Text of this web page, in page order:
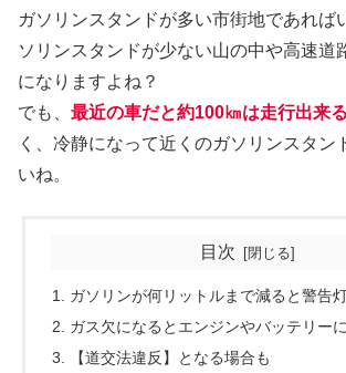
ガソリンスタンドが多い市街地であれば
ソリンスタンドが少ない山の中や高速道
になりますよね？
でも、 最近の車だと約100㎞は走行出来る
く、冷静になって近くのガソリンスタン
いね。
目次
ガソリンが何リットルまで減ると警告
ガス欠になるとエンジンやバッテリー
【道交法違反】となる場合も